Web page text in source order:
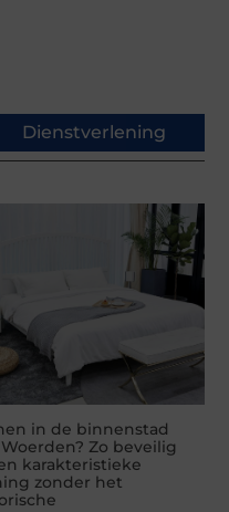
Dienstverlening
in de binnenstad
Zo beveilig
karakteristieke
zonder het